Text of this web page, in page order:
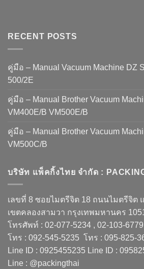
RECENT POSTS
คู่มือ – Manual Vacuum Machine DZ
500/2E
คู่มือ – Manual Brother Vacuum
VM400E/B VM500E/B
คู่มือ – Manual Brother Vacuum
VM500C/B
บริษัท แพ็คกิ้งไทย จำกัด :
เลขที่ 8 ซอยไมตรีจิต 18 ถนนไมตรีจิต
เขตคลองสามวา กรุงเทพมหานคร
โทรศัพท์ : 02-077-5234 , 02-103-
โทร : 092-545-5235 โทร : 095-825-
Line ID : 0925455235 Line ID :
Line : @packingthai